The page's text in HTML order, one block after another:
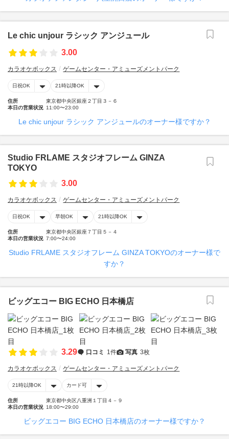
Le chic unjour ラシック アンジュール
3.00
カラオケボックス ゲームセンター・アミューズメントパーク
日祝OK 21時以降OK
住所
東京都中央区銀座２丁目３－６
本日の営業状況 11:00〜23:00
Le chic unjour ラシック アンジュールのオーナー様ですか？
Studio FRLAME スタジオフレーム GINZA
TOKYO
3.00
カラオケボックス ゲームセンター・アミューズメントパーク
日祝OK 早朝OK 21時以降OK
住所
東京都中央区銀座７丁目５－４
本日の営業状況 7:00〜24:00
Studio FRLAME スタジオフレーム GINZA TOKYOのオーナー様で
すか？
ビッグエコー BIG ECHO 日本橋店
3.29 口コミ 1件 写真 3枚
カラオケボックス ゲームセンター・アミューズメントパーク
21時以降OK カード可
住所
東京都中央区八重洲１丁目４－９
本日の営業状況 18:00〜29:00
ビッグエコー BIG ECHO 日本橋店のオーナー様ですか？